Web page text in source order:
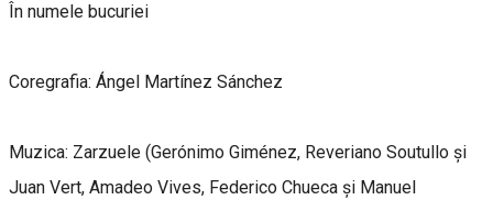
În numele bucuriei
Coregrafia: Ángel Martínez Sánchez
Muzica: Zarzuele (Gerónimo Giménez, Reveriano Soutullo și
Juan Vert, Amadeo Vives, Federico Chueca și Manuel